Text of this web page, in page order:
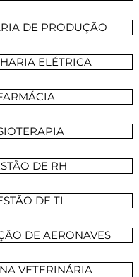
DE PRODUÇÃO
ELÉTRICA
DE RH
DE TI
DE AERONAVES
VETERINÁRIA